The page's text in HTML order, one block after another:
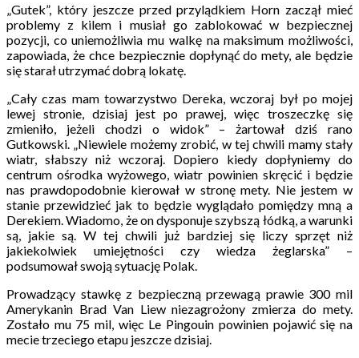
„Gutek”, który jeszcze przed przylądkiem Horn zaczął mieć
problemy z kilem i musiał go zablokować w bezpiecznej
pozycji, co uniemożliwia mu walkę na maksimum możliwości,
zapowiada, że chce bezpiecznie dopłynąć do mety, ale będzie
się starał utrzymać dobrą lokatę.
„Cały czas mam towarzystwo Dereka, wczoraj był po mojej
lewej stronie, dzisiaj jest po prawej, więc troszeczkę się
zmieniło, jeżeli chodzi o widok” – żartował dziś rano
Gutkowski. „Niewiele możemy zrobić, w tej chwili mamy stały
wiatr, słabszy niż wczoraj. Dopiero kiedy dopłyniemy do
centrum ośrodka wyżowego, wiatr powinien skręcić i będzie
nas prawdopodobnie kierował w stronę mety. Nie jestem w
stanie przewidzieć jak to będzie wyglądało pomiędzy mną a
Derekiem. Wiadomo, że on dysponuje szybszą łódką, a warunki
są, jakie są. W tej chwili już bardziej się liczy sprzęt niż
jakiekolwiek umiejętności czy wiedza żeglarska” –
podsumował swoją sytuację Polak.
Prowadzący stawkę z bezpieczną przewagą prawie 300 mil
Amerykanin Brad Van Liew niezagrożony zmierza do mety.
Zostało mu 75 mil, więc Le Pingouin powinien pojawić się na
mecie trzeciego etapu jeszcze dzisiaj.